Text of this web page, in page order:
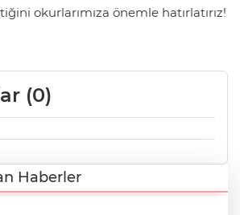
okurlarımıza önemle hatırlatırız!
(0)
Haberler